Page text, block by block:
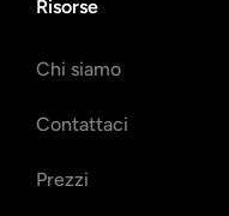
Risorse
Chi siamo
Contattaci
Prezzi